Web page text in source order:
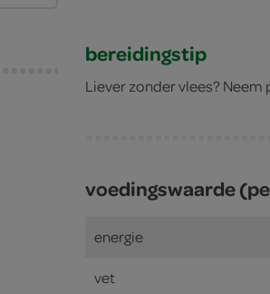
bereidingstip
Liever zonder vlees?
voedingswaarde
energie
vet